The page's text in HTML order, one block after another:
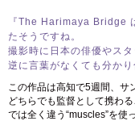
『The Harimaya Bridge
たそうですね。
撮影時に日本の俳優やス
逆に言葉がなくても分か
この作品は高知で5週間、
どちらでも監督として携わ
では全く違う“muscles”を使